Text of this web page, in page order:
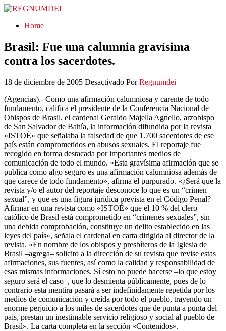
REGNUMDEI
Home
Brasil: Fue una calumnia gravísima
contra los sacerdotes.
18 de diciembre de 2005 Desactivado Por Regnumdei
(Agencias).- Como una afirmación calumniosa y carente de todo
fundamento, califica el presidente de la Conferencia Nacional de
Obispos de Brasil, el cardenal Geraldo Majella Agnello, arzobispo
de San Salvador de Bahía, la información difundida por la revista
«ISTOÉ» que señalaba la falsedad de que 1.700 sacerdotes de ese
país están comprometidos en abusos sexuales. El reportaje fue
recogido en forma destacada por importantes medios de
comunicación de todo el mundo. «Esta gravísima afirmación que se
publica como algo seguro es una afirmación calumniosa además de
que carece de todo fundamento», afirma el purpurado. «¿Será que la
revista y/o el autor del reportaje desconoce lo que es un “crimen
sexual”, y que es una figura jurídica prevista en el Código Penal?
Afirmar en una revista como «ISTOÉ» que el 10 % del clero
católico de Brasil está comprometido en “crímenes sexuales”, sin
una debida comprobación, constituye un delito establecido en las
leyes del país», señala el cardenal en carta dirigida al director de la
revista. «En nombre de los obispos y presbíteros de la Iglesia de
Brasil –agrega– solicito a la dirección de su revista que revise estas
afirmaciones, sus fuentes, así como la calidad y responsabilidad de
esas mismas informaciones. Sí esto no puede hacerse –lo que estoy
seguro será el caso–, que lo desmienta públicamente, pues de lo
contrario esta mentira pasará a ser indefinidamente repetida por los
medios de comunicación y creída por todo el pueblo, trayendo un
enorme perjuicio a los miles de sacerdotes que de punta a punta del
país, prestan un inestimable servicio religioso y social al pueblo de
Brasil». La carta completa en la sección «Contenidos».